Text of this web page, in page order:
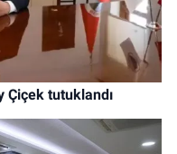
Çiçek tutuklandı